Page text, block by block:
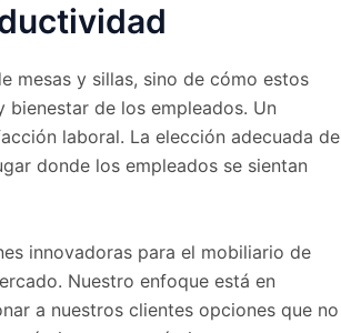
mesas y sillas, sino de cómo estos
de los empleados. Un
laboral. La elección adecuada de
donde los empleados se sientan
innovadoras para el mobiliario de
Nuestro enfoque está en
a nuestros clientes opciones que no